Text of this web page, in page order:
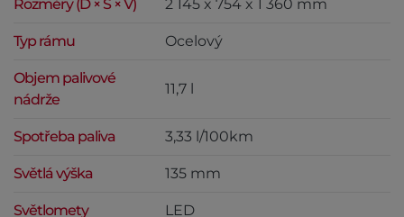
Rozměry (D × Š × V) 2 145 x 754 x 1 360 mm
Typ rámu Ocelový
Objem palivové
nádrže
11,7 l
Spotřeba paliva 3,33 l/100km
Světlá výška 135 mm
Světlomety LED